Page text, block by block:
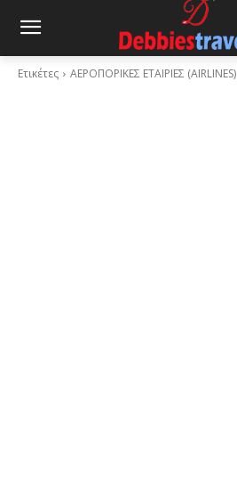
Ετικέτες ΑΕΡΟΠΟΡΙΚΕΣ ΕΤΑΙΡΙΕΣ (AIRLINES)